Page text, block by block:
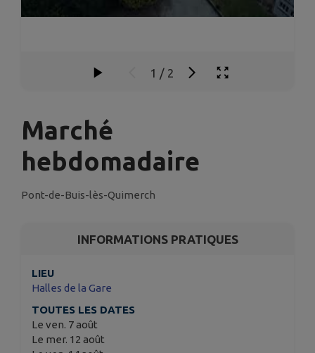
1 / 2
Marché
hebdomadaire
Pont-de-Buis-lès-Quimerch
INFORMATIONS PRATIQUES
LIEU
Halles de la Gare
TOUTES LES DATES
Le ven. 7 août
Le mer. 12 août